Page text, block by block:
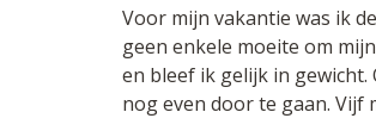
Voor mijn vakantie was ik
geen enkele moeite om
en bleef ik gelijk in
nog even door te gaan. Vijf